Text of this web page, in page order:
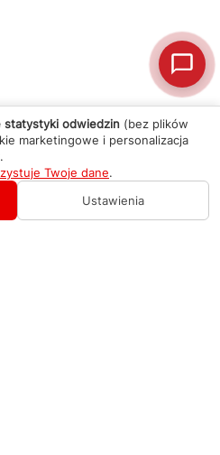
statystyki odwiedzin (bez plików
marketingowe i personalizacja
Twoje dane.
Ustawienia